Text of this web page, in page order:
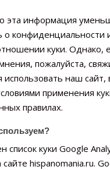
эта информация
о конфиденциальности
куки. Однако,
пожалуйста,
наш сайт,
применения
правилах.
список куки Google
hispanomania.ru.